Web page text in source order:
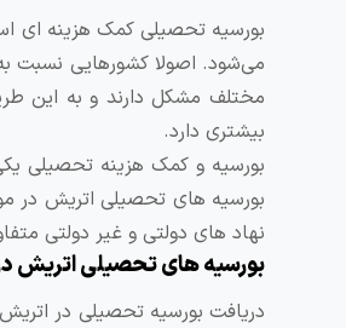
بورسیه تحصیلی کمک‌ هزینه ‌ای
می‌شود. اصولا کشورهایی نسبت
مختلف مشکل دارند و به این
بیشتری دارد.
بورسیه و کمک هزینه تحصیلی
بورسیه های تحصیلی اتریش
نهاد های دولتی و غیر دولتی
بورسیه های تحصیلی اتریش
دریافت بورسیه تحصیلی در